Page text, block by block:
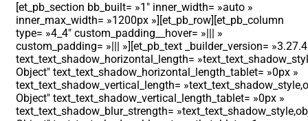
[et_pb_section bb_built= »1″ inner_width= »auto »
inner_max_width= »1200px »][et_pb_row][et_pb_column
type= »4_4″ custom_padding__hover= »||| »
custom_padding= »||| »][et_pb_text _builder_version=
text_text_shadow_horizontal_length=
Object″ text_text_shadow_horizontal_length_tablet= »0px »
text_text_shadow_vertical_length=
Object″ text_text_shadow_vertical_length_tablet= »0px »
text_text_shadow_blur_strength=